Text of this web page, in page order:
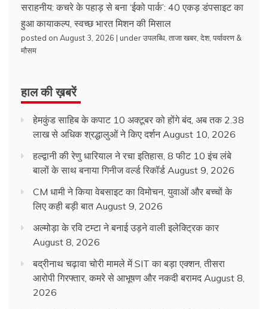
सराहनीय: कचरे के पहाड़ से बना ‘ईको पार्क’: 40 एकड़ डंपसाइट का
हुआ कायाकल्प, स्वच्छ भारत मिशन की मिसाल
posted on August 3, 2026 | underउपलब्धि ताजा खबर देश, पर्यावरण &
मौसम
हाल की ख़बरें
हेमकुंड साहिब के कपाट 10 अक्टूबर को होंगे बंद, अब तक 2.38
लाख से अधिक श्रद्धालुओं ने किए दर्शन August 10, 2026
हल्द्वानी की रेणु धारियाल ने रचा इतिहास, 8 फीट 10 इंच लंबे
बालों के साथ बनाया गिनीज वर्ल्ड रिकॉर्ड August 9, 2026
CM धामी ने किया वेबसाइट का विमोचन, युवाओं और बच्चों के
लिए कही बड़ी बात August 9, 2026
अल्मोड़ा के रवि टम्टा ने बनाई उड़ने वाली इलेक्ट्रिक कार
August 8, 2026
बद्रीनाथ चढ़ावा चोरी मामले में SIT का बड़ा एक्शन, तीसरा
आरोपी गिरफ्तार, कमरे से आभूषण और नकदी बरामद August 8,
2026